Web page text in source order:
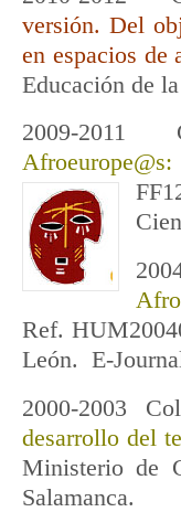
versión. Del
en espacios de
Educación de
2009-2011
Ref.
León. E-
2000-2003
desarrollo del
Ministerio de
Salamanca.